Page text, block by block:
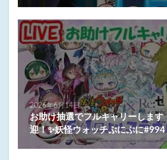
2026年6月14日
お助け抽選でフルキャリーします
迎！✨妖怪ウォッチぷにぷに#994